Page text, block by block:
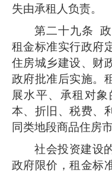
失由承租人负责。
第二十九条
租金标准实行政府
住房城乡建设、财
政府批准后实施。
展水平、承租对
本、折旧、税费、
同类地段商品住房
社会投资建设
政府限价，租金标